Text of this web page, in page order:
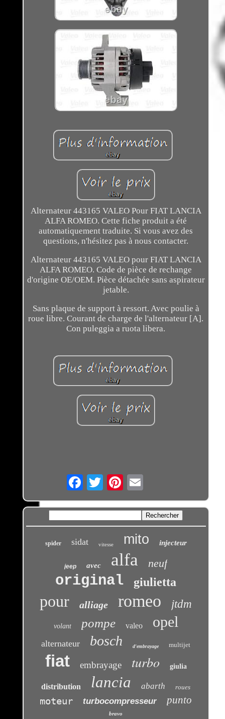
Alternateur 443165 VALEO Pour FIAT LANCIA
ALFA ROMEO. Cette fiche produit a été
automatiquement traduite. Si vous avez des
questions, n'hésitez pas à nous contacter.
Alternateur 443165 VALEO pour FIAT LANCIA
ALFA ROMEO. Code de pièce de rechange
d'origine OE/OEM. Pièce détachée sans aspirateur
jetable.
Sans plaque de support à ressort. Avec poulie à
roue libre. Courant de charge de l'alternateur [A].
Con puleggia a ruota libera.
Email
spider sidat vitesse mito injecteur
jeep avec alfa neuf
original giulietta
pour alliage romeo jtdm
volant pompe valeo opel
alternateur bosch d'embrayage multijet
fiat embrayage turbo giulia
distribution lancia abarth roues
moteur turbocompresseur punto
bravo